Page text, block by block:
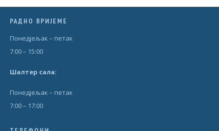
РАДНО ВРИЈЕМЕ
Понедjељак – петак
7:00 – 15:00
Шалтер сала:
Понедjељак – петак
7:00 – 17:00